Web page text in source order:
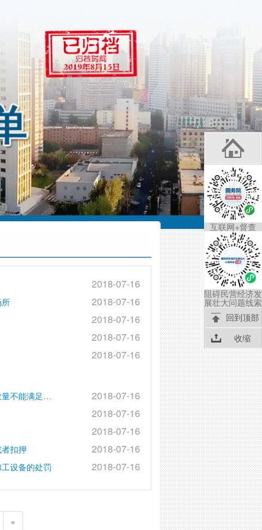
2018-07-16
2018-07-16
2018-07-16
2018-07-16
2018-07-16
对违反规定安装、改造和重大修理施工现场的作业人员数量不能满足施工要求或具有相应特种设备作业人员资格的人数不符合安全技术规范要求的处罚 2018-07-16
2018-07-16
2018-07-16
扣押 2018-07-16
设备的处罚 2018-07-16
»
互联网+督查
阻碍民营经济发
展壮大问题线索
回到顶部
收缩